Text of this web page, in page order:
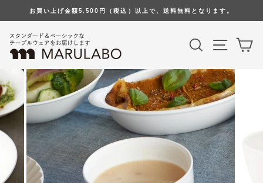
お買い上げ金額5,500円（税込）以上で、送料無料となります。
Search Site